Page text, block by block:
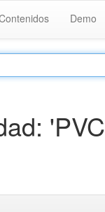
Demo
'PVC